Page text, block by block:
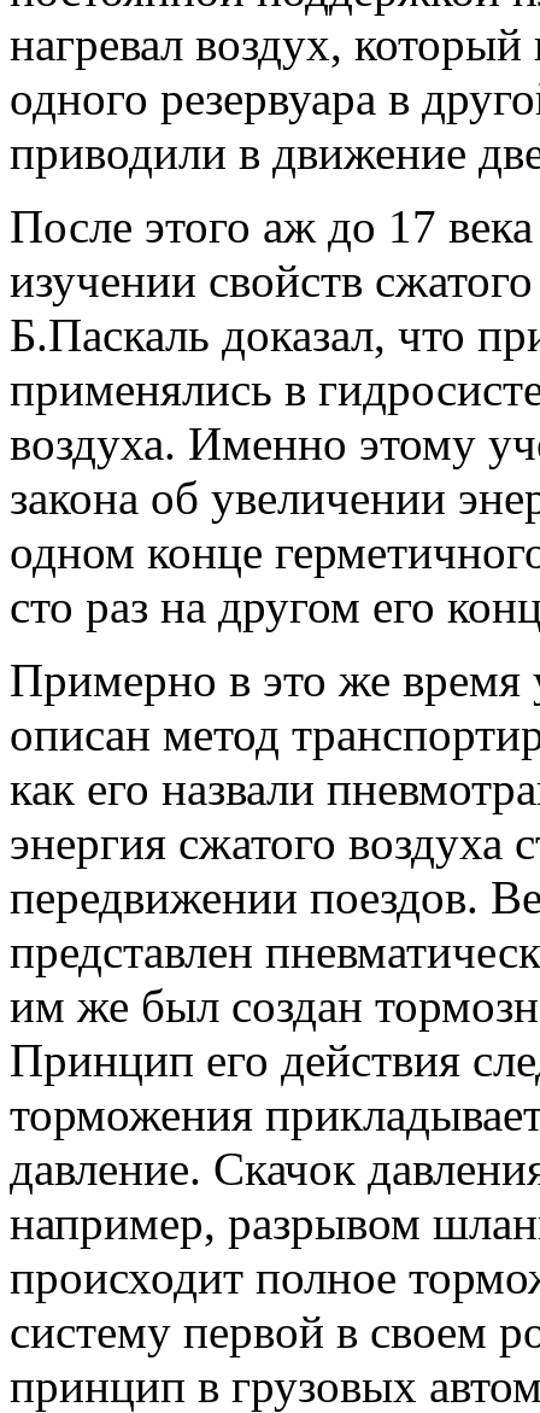
нагревал воздух, который
одного резервуара в
приводили в движение
После этого аж до 17
изучении свойств
Б.Паскаль доказал, что
применялись в
воздуха. Именно этому
закона об увеличении
одном конце
сто раз на другом его
Примерно в это же
описан метод
как его назвали
энергия сжатого воздуха
передвижении поездов.
представлен
им же был создан
Принцип его действия
торможения
давление. Скачок
например, разрывом
происходит полное
систему первой в своем
принцип в грузовых